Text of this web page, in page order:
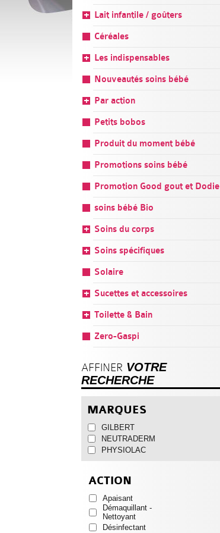
Lait infantile / goûters
Céréales
Les indispensables
Nouveautés soins bébé
Par action
Petits bobos
Produit du moment bébé
Promotions soins bébé
Promotion Good gout et Dodie
soins bébé Bio
Soins du corps
Soins spécifiques
Solaire
Sucettes et accessoires
Toilette & Bain
Zero-Gaspi
AFFINER VOTRE
RECHERCHE
MARQUES
GILBERT
NEUTRADERM
PHYSIOLAC
ACTION
Apaisant
Démaquillant -
Nettoyant
Désinfectant